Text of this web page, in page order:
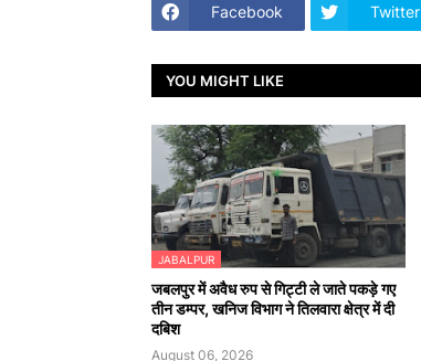
Facebook Twitter
YOU MIGHT LIKE
JABALPUR
जबलपुर में अवैध रुप से गिट्टी ले जाते पकड़े गए
तीन डम्पर, खनिज विभाग ने तिलवारा क्षेत्र में दी
दबिश
August 06, 2026